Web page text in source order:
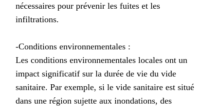
nécessaires pour prévenir les fuites et les
infiltrations.
-Conditions environnementales :
Les conditions environnementales locales ont un
impact significatif sur la durée de vie du vide
sanitaire. Par exemple, si le vide sanitaire est situé
dans une région sujette aux inondations, des